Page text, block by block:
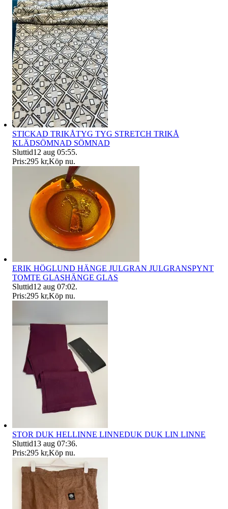
STICKAD TRIKÅTYG TYG STRETCH TRIKÅ
KLÄDSÖMNAD SÖMNAD
Sluttid12 aug 05:55.
Pris:295 kr,Köp nu.
ERIK HÖGLUND HÄNGE JULGRAN JULGRANSPYNT
TOMTE GLASHÄNGE GLAS
Sluttid12 aug 07:02.
Pris:295 kr,Köp nu.
STOR DUK HELLINNE LINNEDUK DUK LIN LINNE
Sluttid13 aug 07:36.
Pris:295 kr,Köp nu.